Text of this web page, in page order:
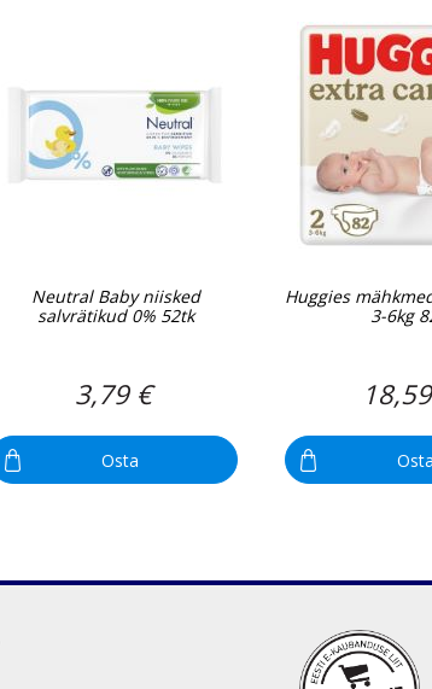
Neutral Baby niisked
salvrätikud 0% 52tk
3,79 €
Osta
Huggies
3-6kg
Osta